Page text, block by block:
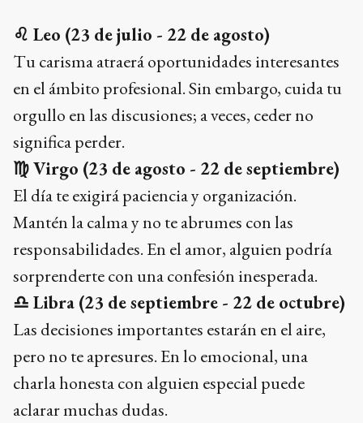
♌ Leo (23 de julio - 22 de agosto)
Tu carisma atraerá oportunidades interesantes
en el ámbito profesional. Sin embargo, cuida tu
orgullo en las discusiones; a veces, ceder no
significa perder.
♍Virgo (23 de agosto - 22 de septiembre)
El día te exigirá paciencia y organización.
Mantén la calma y no te abrumes con las
responsabilidades. En el amor, alguien podría
sorprenderte con una confesión inesperada.
♎ Libra (23 de septiembre - 22 de octubre)
Las decisiones importantes estarán en el aire,
pero no te apresures. En lo emocional, una
charla honesta con alguien especial puede
aclarar muchas dudas.